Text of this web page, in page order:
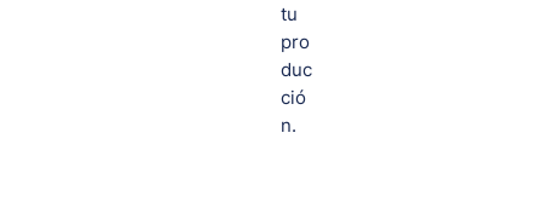
tu
pro
duc
ció
n.